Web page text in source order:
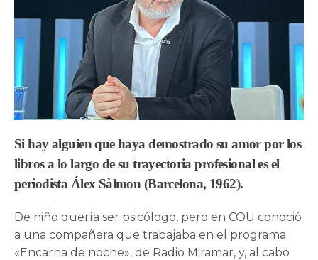
Si hay alguien que haya demostrado su amor por los
libros a lo largo de su trayectoria profesional es el
periodistaÁlex Sàlmon(Barcelona, 1962).
De niño quería ser psicólogo, pero en COU conoció
a una compañera que trabajaba en el programa
«Encarna de noche», de Radio Miramar, y, al cabo